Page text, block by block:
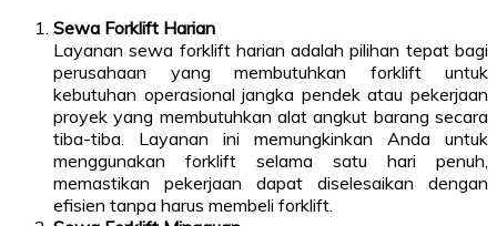
Sewa Forklift Harian
Layanan sewa forklift harian adalah pilihan tepat bagi
perusahaan yang membutuhkan forklift untuk
kebutuhan operasional jangka pendek atau pekerjaan
proyek yang membutuhkan alat angkut barang secara
tiba-tiba. Layanan ini memungkinkan Anda untuk
menggunakan forklift selama satu hari penuh,
memastikan pekerjaan dapat diselesaikan dengan
efisien tanpa harus membeli forklift.